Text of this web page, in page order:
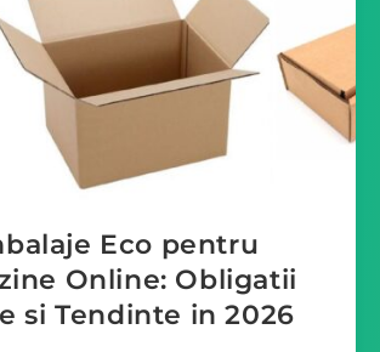
Eco pentru
Online: Obligatii
si Tendinte in 2026